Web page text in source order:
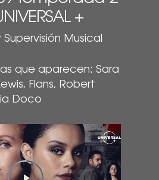
+
Musical
que aparecen: Sara
Flans, Robert
Doco
Play Video